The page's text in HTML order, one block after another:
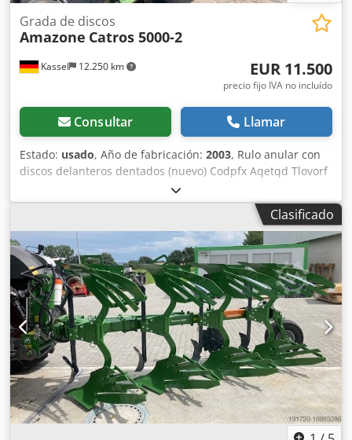
Kassel 12.250 km
Grada de discos
Amazone Catros 5000-2
EUR 11.500
precio fijo IVA no incluído
Consultar Llamar
Estado: usado, Año de fabricación: 2003, Rulo anular con
discos delanteros dentados (nuevo) Codpfx Aqetqd Tlovorf
Clasificado